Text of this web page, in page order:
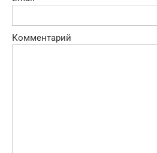
Комментарий